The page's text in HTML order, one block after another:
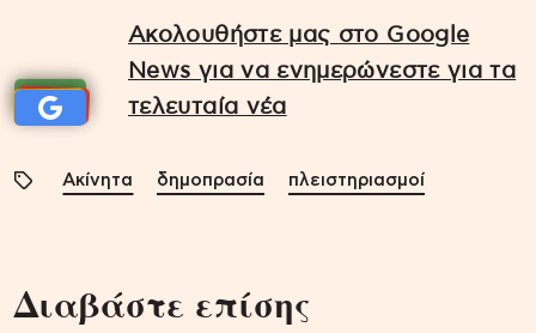
Ακολουθήστε μας στο Google
News για να ενημερώνεστε για τα
τελευταία νέα
Ακίνητα δημοπρασία πλειστηριασμοί
Διαβάστε επίσης